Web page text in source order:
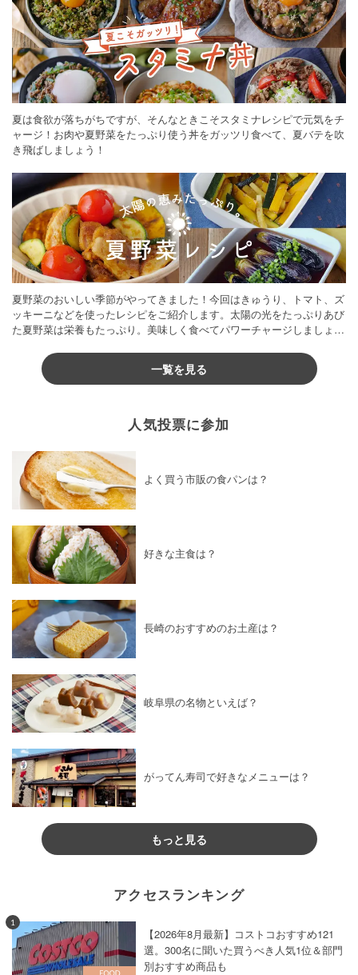
夏は食欲が落ちがちですが、そんなときこそスタミナレシピで元気をチ
ャージ！お肉や夏野菜をたっぷり使う丼をガッツリ食べて、夏バテを吹
き飛ばしましょう！
夏野菜のおいしい季節がやってきました！今回はきゅうり、トマト、ズ
ッキーニなどを使ったレシピをご紹介します。太陽の光をたっぷりあび
た夏野菜は栄養もたっぷり。美味しく食べてパワーチャージしましょう
一覧を見る
人気投票に参加
よく買う市販の食パンは？
好きな主食は？
長崎のおすすめのお土産は？
岐阜県の名物といえば？
がってん寿司で好きなメニューは？
もっと見る
アクセスランキング
1
【2026年8月最新】コストコおすすめ121
選。300名に聞いた買うべき人気1位＆部門
別おすすめ商品も